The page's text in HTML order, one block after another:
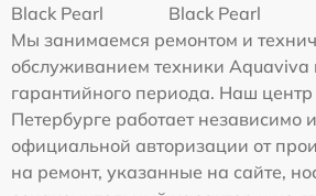
Black Pearl
Black Pearl
Мы занимаемся ремонтом и
обслуживанием техники Aquaviva
гарантийного периода. Наш
Петербурге работает независимо
официальной авторизации от
на ремонт, указанные на сайте,